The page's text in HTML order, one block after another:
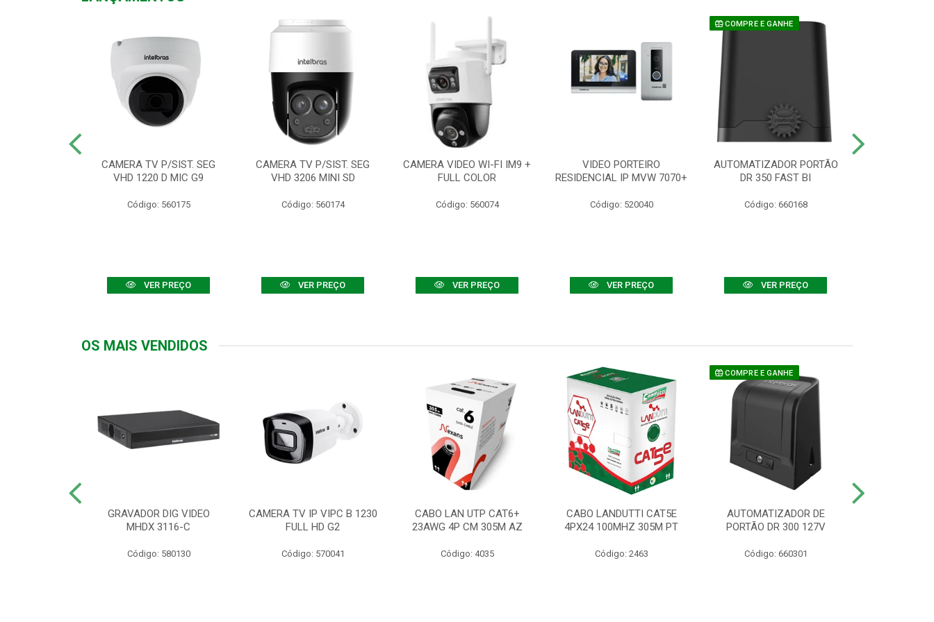
CAMERA TV P/SIST. SEG
VHD 1220 D MIC G9
Código: 560175
VER PREÇO
CAMERA TV P/SIST. SEG
VHD 3206 MINI SD
Código: 560174
VER PREÇO
CAMERA VIDEO WI-FI IM9 +
FULL COLOR
Código: 560074
VER PREÇO
VIDEO PORTEIRO
RESIDENCIAL IP MVW 7070+
Código: 520040
VER PREÇO
COMPRE E GANHE
AUTOMATIZADOR PORTÃO
DR 350 FAST BI
Código: 660168
VER PREÇO
OS MAIS VENDIDOS
GRAVADOR DIG VIDEO
MHDX 3116-C
Código: 580130
CAMERA TV IP VIPC B 1230
FULL HD G2
Código: 570041
CABO LAN UTP CAT6+
23AWG 4P CM 305M AZ
Código: 4035
CABO LANDUTTI CAT5E
4PX24 100MHZ 305M PT
Código: 2463
COMPRE E GANHE
AUTOMATIZADOR DE
PORTÃO DR 300 127V
Código: 660301